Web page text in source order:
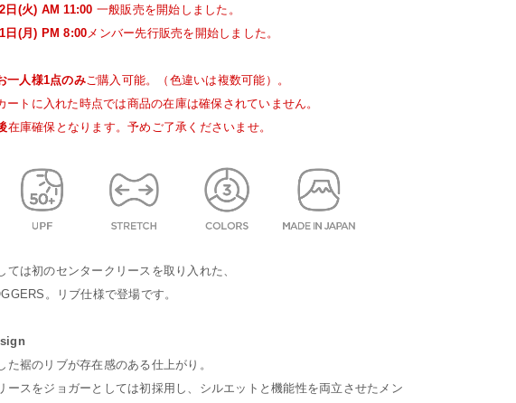
日(火) AM 11:00 一般販売を開始しました。
日(月) PM 8:00メンバー先行販売を開始しました。
一人様1点のみご購入可能。（色違いは複数可能）。
トに入れた時点では商品の在庫は確保されていません。
在庫確保となります。予めご了承くださいませ。
ては初のセンタークリースを取り入れた、
。リブ仕様で登場です。
た裾のリブが存在感のある仕上がり。
ースをジョガーとしては初採用し、シルエットと機能性を両立させたメン